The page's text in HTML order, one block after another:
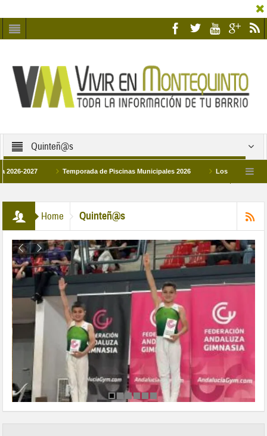
Quinteñ@s
Temporada de Piscinas Municipales 2026 Los Campus de
Home Quinteñ@s